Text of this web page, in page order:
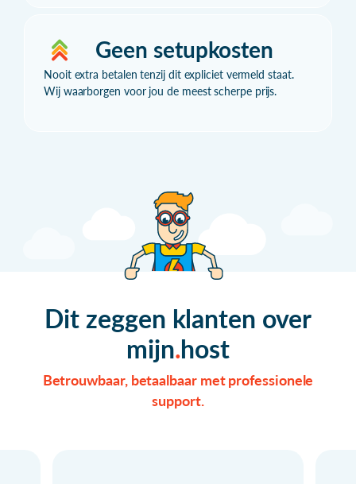
Geen setupkosten
Nooit extra betalen tenzij dit expliciet vermeld staat.
Wij waarborgen voor jou de meest scherpe prijs.
Dit zeggen klanten over
mijn host
Betrouwbaar, betaalbaar met professionele
support.